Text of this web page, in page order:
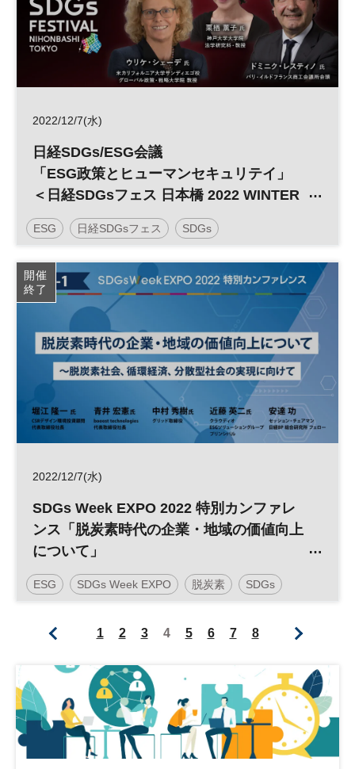
2022/12/7(水)
日経SDGs/ESG会議
「ESG政策とヒューマンセキュリテイ」
＜日経SDGsフェス 日本橋 2022 WINTER
＞
ESG 日経SDGsフェス SDGs
開催
終了
2022/12/7(水)
SDGs Week EXPO 2022 特別カンファレ
ンス「脱炭素時代の企業・地域の価値向上
について」
ESG SDGs Week EXPO 脱炭素 SDGs
1 2 3 4 5 6 7 8